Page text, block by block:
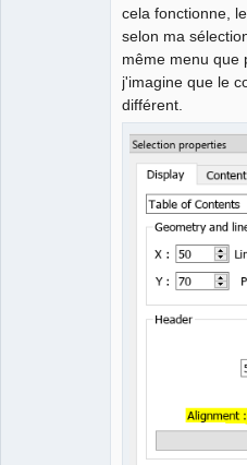
cela fonctionne,
selon ma
même menu que
j'imagine que le
différent.